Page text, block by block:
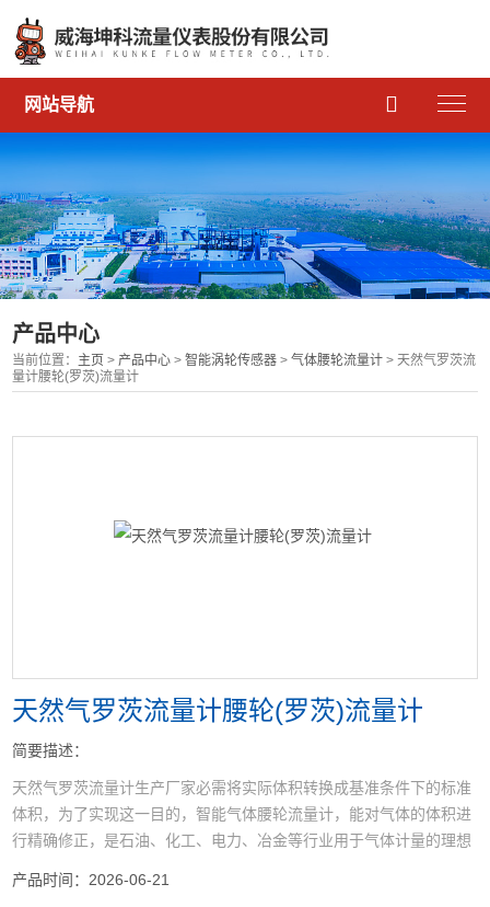
网站导航 
产品中心
当前位置： 主页 > 产品中心 >智能涡轮传感器 >气体腰轮流量计 > 天然气罗茨流
量计腰轮(罗茨)流量计
天然气罗茨流量计腰轮(罗茨)流量计
简要描述：
天然气罗茨流量计生产厂家必需将实际体积转换成基准条件下的标准
体积，为了实现这一目的，智能气体腰轮流量计，能对气体的体积进
行精确修正，是石油、化工、电力、冶金等行业用于气体计量的理想
产品时间：2026-06-21